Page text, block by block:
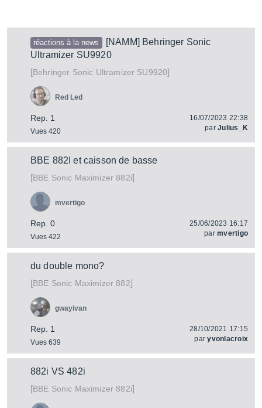
réactions à la news
[NAMM] Behringer Sonic
Ultramizer SU9920
[Behringer Sonic Ultramizer SU9920]
Rep. 1
Vues 420
Red Led
16/07/2023 22:38
parJulius_K
BBE 882I et caisson de basse
[BBE Sonic Maximizer 882i]
Rep. 0
Vues 422
mvertigo
25/06/2023 16:17
parmvertigo
du double mono?
[BBE Sonic Maximizer 882]
Rep. 1
Vues 639
gwayivan
28/10/2021 17:15
paryvonlacroix
882i VS 482i
[BBE Sonic Maximizer 882i]